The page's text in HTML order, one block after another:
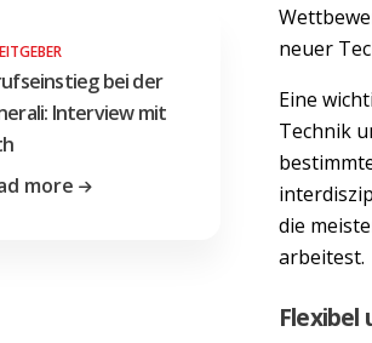
bei der
Interview mit
more
neuer
Eine
Technik
die
arbeitest.
Flexibel